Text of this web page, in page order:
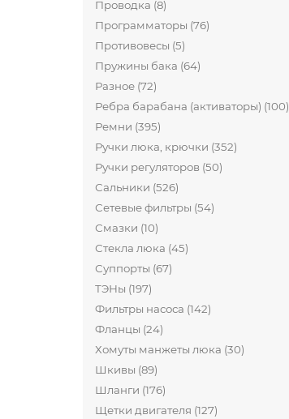
Проводка (8)
Программаторы (76)
Противовесы (5)
Пружины бака (64)
Разное (72)
Ребра барабана (активаторы) (100)
Ремни (395)
Ручки люка, крючки (352)
Ручки регуляторов (50)
Сальники (526)
Сетевые фильтры (54)
Смазки (10)
Стекла люка (45)
Суппорты (67)
ТЭНы (197)
Фильтры насоса (142)
Фланцы (24)
Хомуты манжеты люка (30)
Шкивы (89)
Шланги (176)
Щетки двигателя (127)